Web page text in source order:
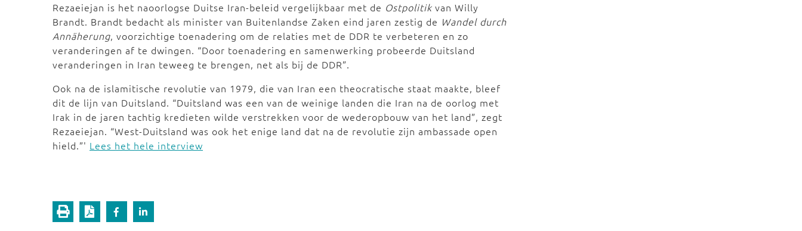
Rezaeiejan is het naoorlogse Duitse Iran-beleid vergelijkbaar met de Ostpolitik van Willy
Brandt. Brandt bedacht als minister van Buitenlandse Zaken eind jaren zestig de Wandel durch
Annäherung, voorzichtige toenadering om de relaties met de DDR te verbeteren en zo
veranderingen af te dwingen. “Door toenadering en samenwerking probeerde Duitsland
veranderingen in Iran teweeg te brengen, net als bij de DDR”.
Ook na de islamitische revolutie van 1979, die van Iran een theocratische staat maakte, bleef
dit de lijn van Duitsland. “Duitsland was een van de weinige landen die Iran na de oorlog met
Irak in de jaren tachtig kredieten wilde verstrekken voor de wederopbouw van het land”, zegt
Rezaeiejan. “West-Duitsland was ook het enige land dat na de revolutie zijn ambassade open
hield.”' Lees het hele interview